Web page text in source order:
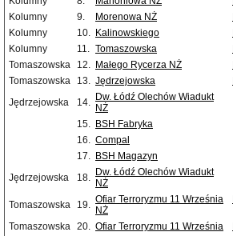
Kolumny
9. Morenowa NŻ
Kolumny
10. Kalinowskiego
Kolumny
11. Tomaszowska
Tomaszowska
12. Małego Rycerza NŻ
Tomaszowska
13. Jędrzejowska
Jędrzejowska
14. Dw. Łódź Olechów Wiadukt
NŻ
15. BSH Fabryka
16. Compal
17. BSH Magazyn
Jędrzejowska
18. Dw. Łódź Olechów Wiadukt
NŻ
Tomaszowska
19. Ofiar Terroryzmu 11 Września
NŻ
Tomaszowska 20. Ofiar Terroryzmu 11 Września